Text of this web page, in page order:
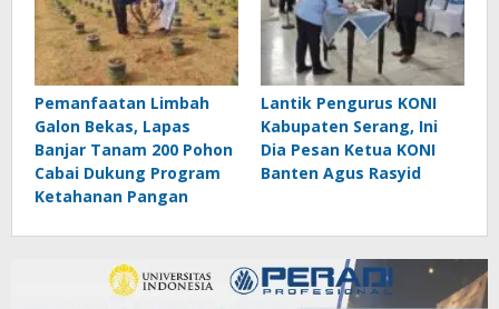
Pemanfaatan Limbah
Galon Bekas, Lapas
Banjar Tanam 200 Pohon
Cabai Dukung Program
Ketahanan Pangan
Lantik Pengurus KONI
Kabupaten Serang, Ini
Dia Pesan Ketua KONI
Banten Agus Rasyid